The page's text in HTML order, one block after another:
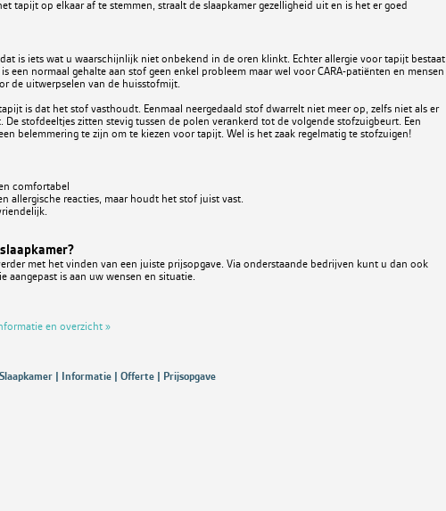
tapijt op elkaar af te stemmen, straalt de slaapkamer gezelligheid uit en is het er goed
is iets wat u waarschijnlijk niet onbekend in de oren klinkt. Echter allergie voor tapijt bestaat
een normaal gehalte aan stof geen enkel probleem maar wel voor CARA-patiënten en mensen
de uitwerpselen van de huisstofmijt.
is dat het stof vasthoudt. Eenmaal neergedaald stof dwarrelt niet meer op, zelfs niet als er
stofdeeltjes zitten stevig tussen de polen verankerd tot de volgende stofzuigbeurt. Een
belemmering te zijn om te kiezen voor tapijt. Wel is het zaak regelmatig te stofzuigen!
comfortabel
allergische reacties, maar houdt het stof juist vast.
met het vinden van een juiste prijsopgave. Via onderstaande bedrijven kunt u dan ook
aangepast is aan uw wensen en situatie.
en overzicht »
| Informatie | Offerte | Prijsopgave